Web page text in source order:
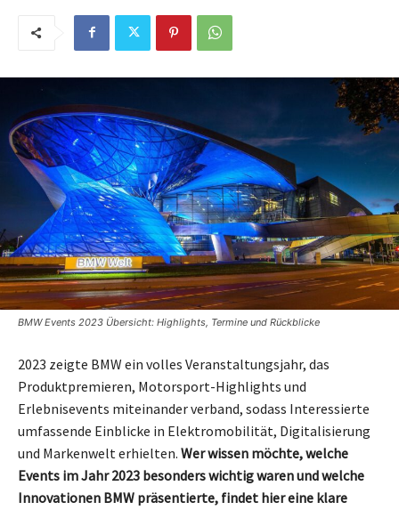
BMW Events 2023 Übersicht: Highlights, Termine und Rückblicke
2023 zeigte BMW ein volles Veranstaltungsjahr, das
Produktpremieren, Motorsport-Highlights und
Erlebnisevents miteinander verband, sodass Interessierte
umfassende Einblicke in Elektromobilität, Digitalisierung
und Markenwelt erhielten. Wer wissen möchte, welche
Events im Jahr 2023 besonders wichtig waren und welche
Innovationen BMW präsentierte, findet hier eine klare